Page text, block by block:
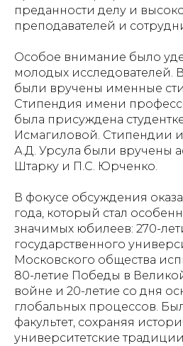
преданности делу и
преподавателей и
Особое внимание было
молодых исследователей.
были вручены именные
Стипендия имени
была присуждена
Исмагиловой. Стипендии
А.Д. Урсула были вручены
Штарку и П.С. Юрченко.
В фокусе обсуждения
года, который стал
значимых юбилеев: 270-
государственного
Московского общества
80-летие Победы в
войне и 20-летие со дня
глобальных процессов.
факультет, сохраняя
университетские